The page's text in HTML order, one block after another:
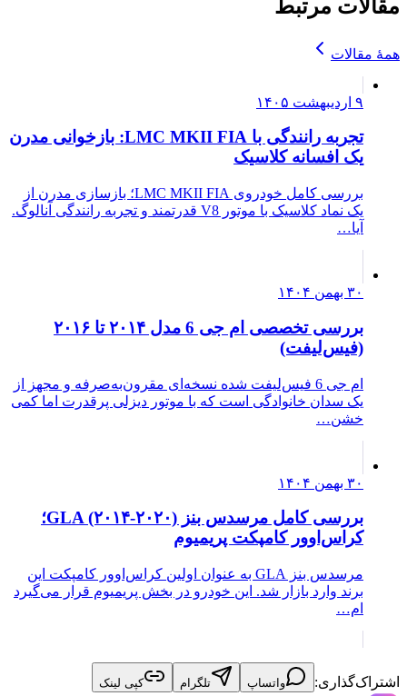
مقالات مرتبط
همهٔ مقالات
۹ اردیبهشت ۱۴۰۵
تجربه رانندگی با LMC MKII FIA: بازخوانی مدرن
یک افسانه کلاسیک
بررسی کامل خودروی LMC MKII FIA؛ بازسازی مدرن از
یک نماد کلاسیک با موتور V8 قدرتمند و تجربه رانندگی آنالوگ.
آیا…
۳۰ بهمن ۱۴۰۴
بررسی تخصصی ام جی 6 مدل ۲۰۱۴ تا ۲۰۱۶
(فیس‌لیفت)
ام جی 6 فیس‌لیفت شده نسخه‌ای مقرون‌به‌صرفه و مجهز از
یک سدان خانوادگی است که با موتور دیزلی پرقدرت اما کمی
خشن…
۳۰ بهمن ۱۴۰۴
بررسی کامل مرسدس بنز GLA (۲۰۱۴-۲۰۲۰)؛
کراس‌اوور کامپکت پریمیوم
مرسدس بنز GLA به عنوان اولین کراس‌اوور کامپکت این
برند وارد بازار شد. این خودرو در بخش پریمیوم قرار می‌گیرد
ام…
اشتراک‌گذاری: واتساپ تلگرام کپی لینک